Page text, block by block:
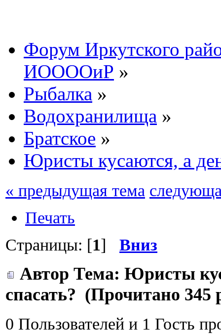
Форум Иркутского
ИООООиР »
Рыбалка »
Водохранилища »
Братское »
Юристы кусаются, а
« предыдущая тема
Печать
Страницы: [1] Вниз
Автор Тема: Юристы
спасать? (Прочитано 345
0 Пользователей и 1 Гость